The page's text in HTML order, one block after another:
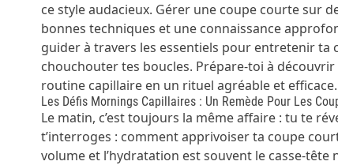
ce style audacieux. Gérer une coupe courte sur
bonnes techniques et une connaissance
guider à travers les essentiels pour entretenir
chouchouter tes boucles. Prépare-toi à
routine capillaire en un rituel agréable et efficace.
Les Défis Mornings Capillaires : Un Remède Pour Les
Le matin, c’est toujours la même affaire : tu te
t’interroges : comment apprivoiser ta coupe
volume et l’hydratation est souvent le casse-